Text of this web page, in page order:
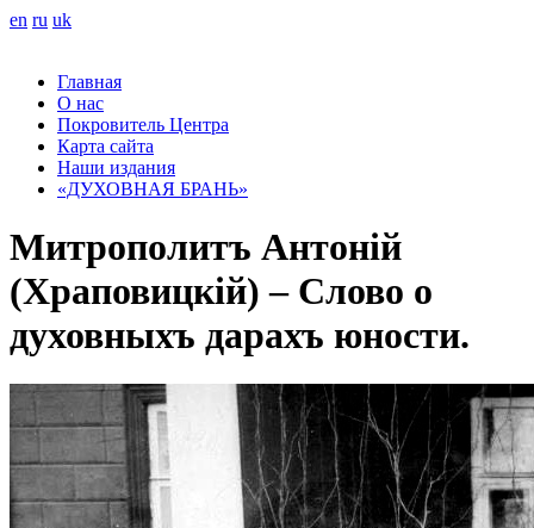
en ru uk
Главная
О нас
Покровитель Центра
Карта сайта
Наши издания
«ДУХОВНАЯ БРАНЬ»
Митрополитъ Антоній
(Храповицкій) – Слово о
духовныхъ дарахъ юности.